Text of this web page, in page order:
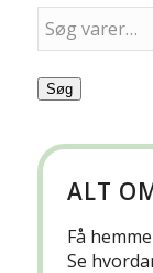
Søg
ALT
Få
Se